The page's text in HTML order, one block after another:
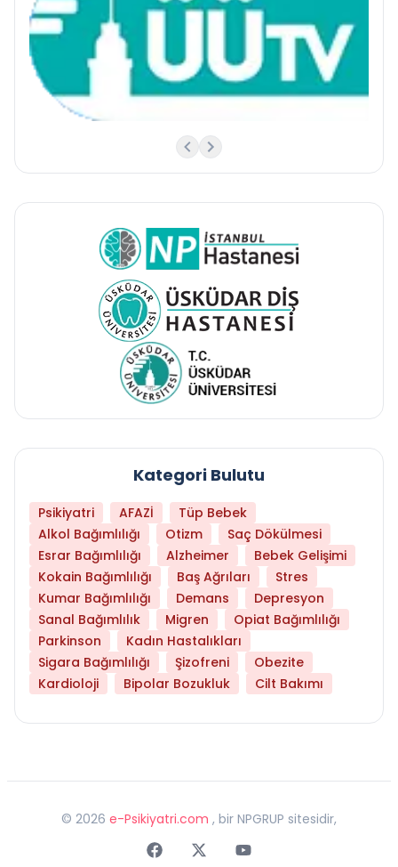
Kategori Bulutu
Psikiyatri AFAZİ
Tüp Bebek
Alkol Bağımlılığı
Otizm
Saç Dökülmesi
Esrar Bağımlılığı
Alzheimer
Bebek Gelişimi
Kokain Bağımlılığı
Baş Ağrıları
Stres
Kumar Bağımlılığı
Demans
Depresyon
Sanal Bağımlılık
Migren
Opiat Bağımlılığı
Parkinson
Kadın Hastalıkları
Sigara Bağımlılığı
Şizofreni
Obezite
Kardioloji
Bipolar Bozukluk Cilt Bakımı
© 2026 e-Psikiyatri.com , bir NPGRUP sitesidir,